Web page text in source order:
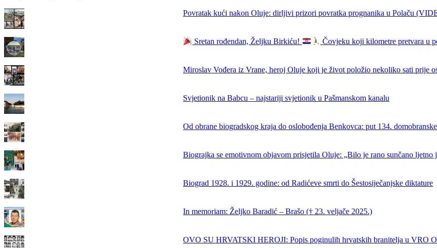
Povratak kući nakon Oluje: dirljivi prizori povratka prognanika u Polaču
Sretan rođendan, Željku Birkiću! Čovjeku koji kilometre pretvara u
Miroslav Vođera iz Vrane, heroj Oluje koji je život položio nekoliko sati prije
Svjetionik na Babcu – najstariji svjetionik u Pašmanskom kanalu
Od obrane biogradskog kraja do oslobođenja Benkovca: put 134.
Biograjka se emotivnom objavom prisjetila Oluje: „Bilo je rano sunčano ljetno
Biograd 1928. i 1929. godine: od Radićeve smrti do Šestosiječanjske diktature
In memoriam: Željko Baradić – Brašo († 23. veljače 2025.)
OVO SU HRVATSKI HEROJI: Popis poginulih hrvatskih branitelja u VRO